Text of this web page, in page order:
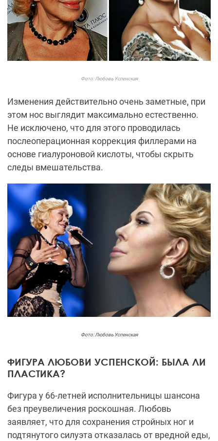
Фото: Любовь Успенская
Изменения действительно очень заметные, при
этом нос выглядит максимально естественно.
Не исключено, что для этого проводилась
послеоперационная коррекция филлерами на
основе гиалуроновой кислоты, чтобы скрыть
следы вмешательства.
Фото: Любовь Успенская
ФИГУРА ЛЮБОВИ УСПЕНСКОЙ: БЫЛА ЛИ
ПЛАСТИКА?
Фигура у 66-летней исполнительницы шансона
без преувеличения роскошная. Любовь
заявляет, что для сохранения стройных ног и
подтянутого силуэта отказалась от вредной еды,